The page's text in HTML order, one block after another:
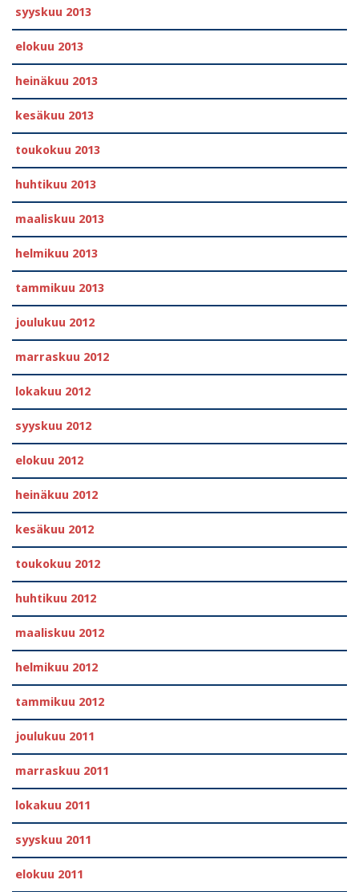
syyskuu 2013
elokuu 2013
heinäkuu 2013
kesäkuu 2013
toukokuu 2013
huhtikuu 2013
maaliskuu 2013
helmikuu 2013
tammikuu 2013
joulukuu 2012
marraskuu 2012
lokakuu 2012
syyskuu 2012
elokuu 2012
heinäkuu 2012
kesäkuu 2012
toukokuu 2012
huhtikuu 2012
maaliskuu 2012
helmikuu 2012
tammikuu 2012
joulukuu 2011
marraskuu 2011
lokakuu 2011
syyskuu 2011
elokuu 2011